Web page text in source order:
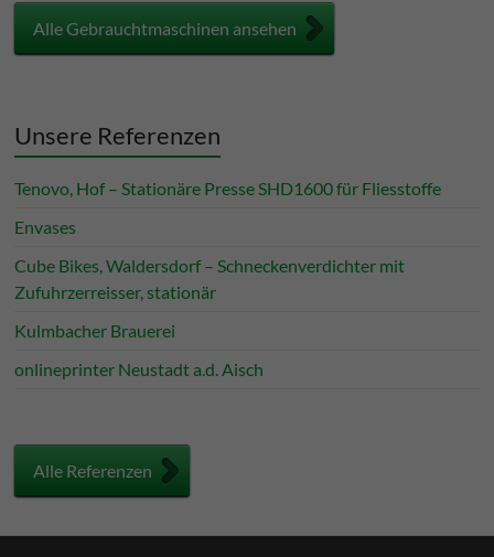
Alle Gebrauchtmaschinen ansehen
Unsere Referenzen
Tenovo, Hof – Stationäre Presse SHD1600 für Fliesstoffe
Envases
Cube Bikes, Waldersdorf – Schneckenverdichter mit
Zufuhrzerreisser, stationär
Kulmbacher Brauerei
onlineprinter Neustadt a.d. Aisch
Alle Referenzen